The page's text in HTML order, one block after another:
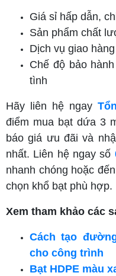
Giá sỉ hấp dẫn,
Sản phẩm chất
Dịch vụ giao
Chế độ bảo
tình
Hãy liên hệ ngay
điểm mua bạt dứa 3
báo giá ưu đãi và
nhất. Liên hệ ngay số
nhanh chóng hoặc
chọn khổ bạt phù hợp.
Xem tham khảo các
Cách tạo
cho công trình
Bạt HDPE màu